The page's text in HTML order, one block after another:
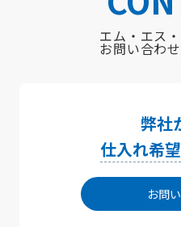
エム・エス
お問い合わ
弊社
仕入れ希望
お問